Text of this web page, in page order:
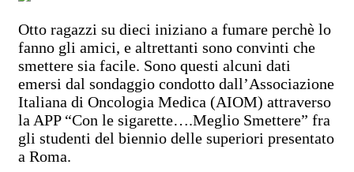
Otto ragazzi su dieci iniziano a fumare perchè lo
fanno gli amici, e altrettanti sono convinti che
smettere sia facile. Sono questi alcuni dati
emersi dal sondaggio condotto dall’Associazione
Italiana di Oncologia Medica (AIOM) attraverso
la APP “Con le sigarette….Meglio Smettere” fra
gli studenti del biennio delle superiori presentato
a Roma.